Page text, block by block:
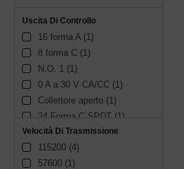
Uscita Di Controllo
16 forma A (1)
8 forma C (1)
N.O. 1 (1)
0 A a 30 V CA/CC (1)
Collettore aperto (1)
24 Forma C SPDT (1)
Velocità Di Trasmissione
115200 (4)
57600 (1)